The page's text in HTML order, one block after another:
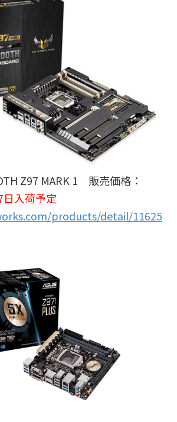
Z97 MARK 1 販売価格：
日入荷予定
products/detail/11625